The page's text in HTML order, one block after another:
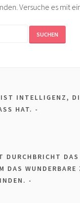
Versuche es mit
INTELLIGENZ,
HAT.
DURCHBRICHT DAS
DAS WUNDERBARE